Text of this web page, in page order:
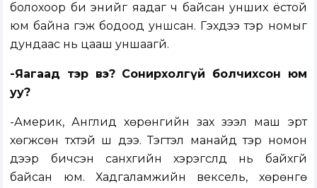
болохоор би энийг яадаг ч байсан унших ёстой
юм байна гэж бодоод уншсан. Гэхдээ тэр номыг
дундаас нь цааш уншаагүй.
-Яагаад тэр вэ? Сонирхолгүй болчихсон юм
уу?
-Америк, Англид хөрөнгийн зах зээл маш эрт
хөгжсөн түүхтэй шүү дээ. Тэгтэл манайд тэр номон
дээр бичсэн санхүүгийн хэрэгслүүд нь байхгүй
байсан юм. Хадгаламжийн вексель, хөрөнгө